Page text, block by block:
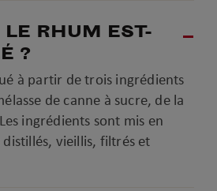
RHUM EST-
?
à partir de trois ingrédients
de canne à sucre, de la
ingrédients sont mis en
vieillis, filtrés et